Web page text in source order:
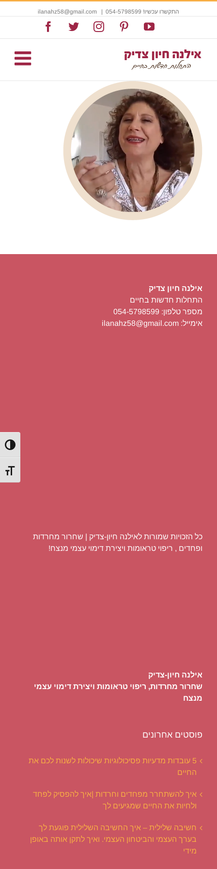
מתג
התקשרו עכשיו! 054-5798599 |
YouTube
Pinterest
Instagram
Twitter
אילנה חיון צדיק
התחלות חדשות בחיים
מספר טלפון: 054-5798599
אימייל: ilanahz58@gmail.com
כל הזכויות שמורות לאילנה חיון-צדיק | שחרור מחרדות
ופחדים , ריפוי טראומות ויצירת דימוי עצמי מנצח!
אילנה חיון-צדיק
שחרור מחרדות, ריפוי טראומות ויצירת דימוי עצמי
מנצח
פוסטים אחרונים
5 עובדות מדעיות פסיכולוגיות שיכולות לשנות לכם את
החיים
איך להשתחרר מפחדים וחרדות |איך להפסיק לפחד
ולחיות את החיים שמגיעים לך
חשיבה שלילית – איך החשיבה השלילית פוגעת לך
בערך העצמי והביטחון העצמי. ואיך לתקן אותה באופן
מידי